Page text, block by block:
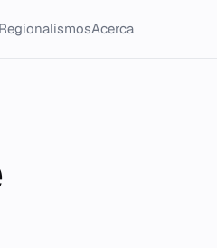
RegionalismosAcerca